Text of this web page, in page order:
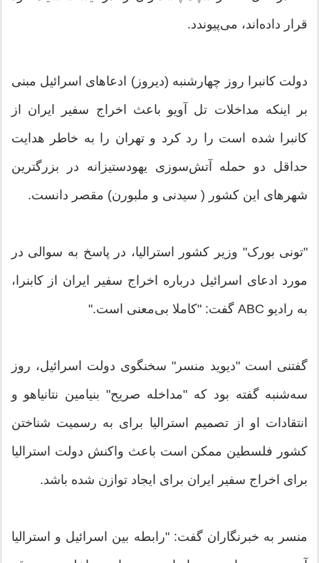
قرار داده‌اند، می‌پیوندد.
دولت کانبرا روز چهارشنبه (دیروز) ادعاهای اسرائیل مبنی
بر اینکه مداخلات تل آویو باعث اخراج سفیر ایران از
کانبرا شده است را رد کرد و تهران را به خاطر هدایت
حداقل دو حمله آتش‌سوزی یهودستیزانه در بزرگترین
شهرهای این کشور ( سیدنی و ملبورن) مقصر دانست.
"تونی بورک" وزیر کشور استرالیا، در پاسخ به سوالی در
مورد ادعای اسرائیل درباره اخراج سفیر ایران از کابنرا،
به رادیو ABC گفت: "کاملا بی‌معنی است."
گفتنی است "دیوید منسر" سخنگوی دولت اسرائیل، روز
سه‌شنبه گفته بود که "مداخله صریح" بنیامین نتانیاهو و
انتقادات او از تصمیم استرالیا برای به رسمیت شناختن
کشور فلسطین ممکن است باعث واکنش دولت استرالیا
برای اخراج سفیر ایران برای ایجاد توازن شده باشد.
منسر به خبرنگاران گفت: "رابطه بین اسرائیل و استرالیا